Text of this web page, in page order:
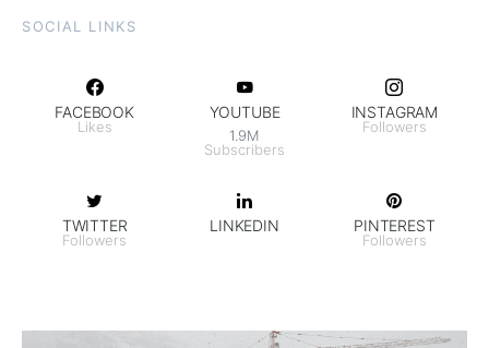
SOCIAL LINKS
FACEBOOK
Likes
YOUTUBE
1.9M
Subscribers
INSTAGRAM
Followers
TWITTER
Followers
LINKEDIN PINTEREST
Followers